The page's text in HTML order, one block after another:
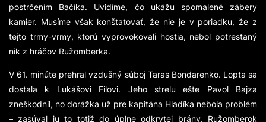
postrčením Bačíka. Uvidíme, čo ukážu spomalené zábery
kamier. Musíme však konštatovať, že nie je v poriadku, že z
tejto trmy-vrmy, ktorú vyprovokovali hostia, nebol potrestaný
nik z hráčov Ružomberka.
V 61. minúte prehral vzdušný súboj Taras Bondarenko. Lopta sa
dostala k Lukášovi Filovi. Jeho strelu ešte Pavol Bajza
zneškodnil, no dorážka už pre kapitána Hladíka nebola problém
– zasúval ju to totiž do úplne odkrytej brány. Ružomberok